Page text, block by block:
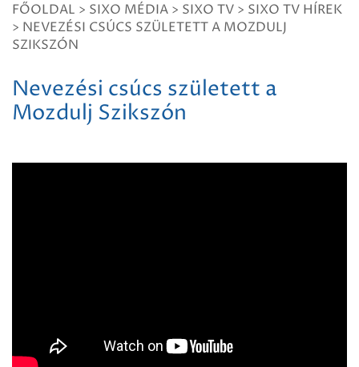
FŐOLDAL > SIXO MÉDIA > SIXO TV > SIXO TV HÍREK
> NEVEZÉSI CSÚCS SZÜLETETT A MOZDULJ
SZIKSZÓN
Nevezési csúcs született a
Mozdulj Szikszón